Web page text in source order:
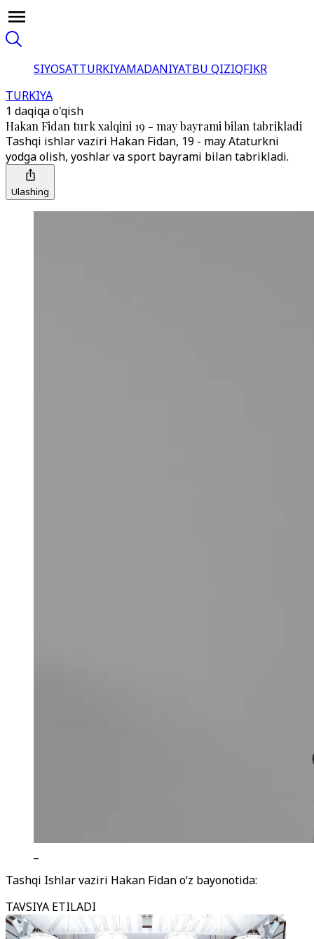
SIYOSATTURKIYAMADANIYATBU QIZIQFIKR
TURKIYA
1 daqiqa o'qish
Hakan Fidan turk xalqini 19 - may bayrami bilan tabrikladi
Tashqi ishlar vaziri Hakan Fidan, 19 - may Ataturkni
yodga olish, yoshlar va sport bayrami bilan tabrikladi.
Ulashing
Tashqi Ishlar vaziri Hakan Fidan o‘z bayonotida:
TAVSIYA ETILADI